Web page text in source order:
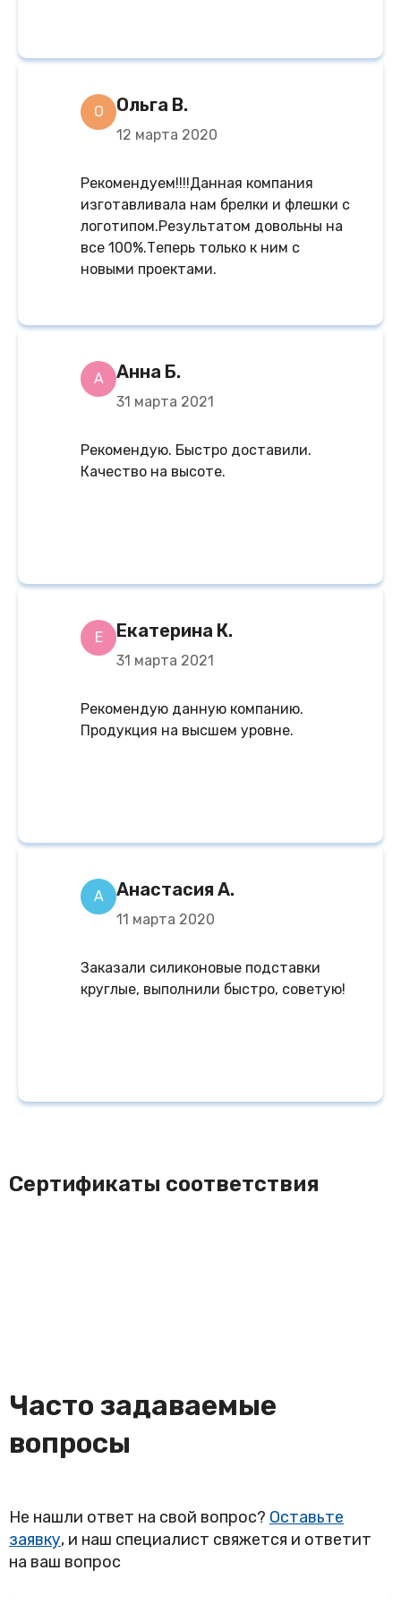
О Ольга В.
12 марта 2020
Рекомендуем!!!!Данная компания
изготавливала нам брелки и флешки с
логотипом.Результатом довольны на
все 100%.Теперь только к ним с
новыми проектами.
А Анна Б.
31 марта 2021
Рекомендую. Быстро доставили.
Качество на высоте.
Е Екатерина К.
31 марта 2021
Рекомендую данную компанию.
Продукция на высшем уровне.
А Анастасия А.
11 марта 2020
Заказали силиконовые подставки
круглые, выполнили быстро, советую!
Сертификаты соответствия
Часто задаваемые
вопросы
Не нашли ответ на свой вопрос? Оставьте
заявку, и наш специалист свяжется и ответит
на ваш вопрос